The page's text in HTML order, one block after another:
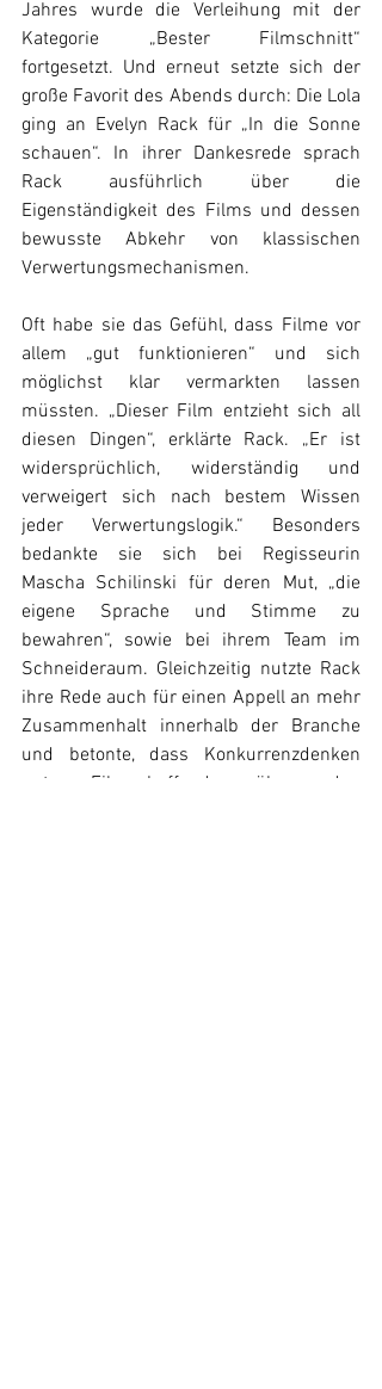
Jahres wurde die Verleihung mit der
Kategorie „Bester Filmschnitt“
fortgesetzt. Und erneut setzte sich der
große Favorit des Abends durch: Die Lola
ging an Evelyn Rack für „In die Sonne
schauen“. In ihrer Dankesrede sprach
Rack ausführlich über die
Eigenständigkeit des Films und dessen
bewusste Abkehr von klassischen
Verwertungsmechanismen.
Oft habe sie das Gefühl, dass Filme vor
allem „gut funktionieren“ und sich
möglichst klar vermarkten lassen
müssten. „Dieser Film entzieht sich all
diesen Dingen“, erklärte Rack. „Er ist
widersprüchlich, widerständig und
verweigert sich nach bestem Wissen
jeder Verwertungslogik.“ Besonders
bedankte sie sich bei Regisseurin
Mascha Schilinski für deren Mut, „die
eigene Sprache und Stimme zu
bewahren“, sowie bei ihrem Team im
Schneideraum. Gleichzeitig nutzte Rack
ihre Rede auch für einen Appell an mehr
Zusammenhalt innerhalb der Branche
und betonte, dass Konkurrenzdenken
unter Filmschaffenden überwunden